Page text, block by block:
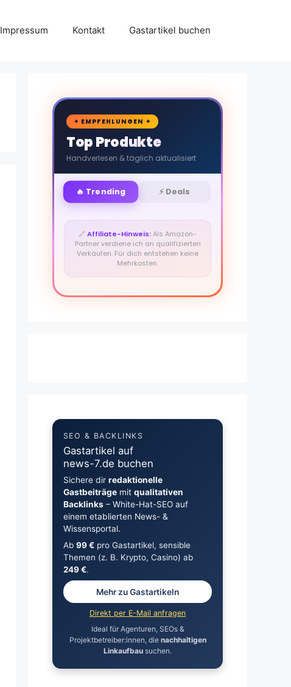
Impressum Kontakt Gastartikel buchen
🛒
✦ EMPFEHLUNGEN ✦
Top Produkte
Handverlesen & täglich aktualisiert
🔥 Trending ⚡ Deals
🔗Affiliate-Hinweis:Als Amazon-
Partner verdiene ich an qualifizierten
Verkäufen. Für dich entstehen keine
Mehrkosten.
SEO & BACKLINKS
Gastartikel auf
news-7.de buchen
Sichere dir redaktionelle
Gastbeiträgemit qualitativen
Backlinks– White-Hat-SEO auf
einem etablierten News- &
Wissensportal.
Ab 99 €pro Gastartikel, sensible
Themen (z. B. Krypto, Casino) ab
249 €.
Mehr zu Gastartikeln
Direkt per E-Mail anfragen
Ideal für Agenturen, SEOs &
Projektbetreiber:innen, die nachhaltigen
Linkaufbau suchen.